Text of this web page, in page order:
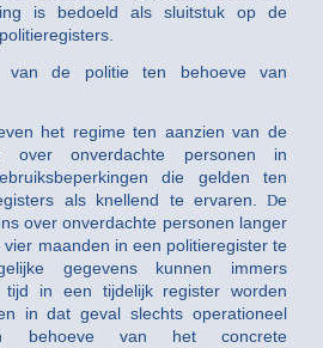
is bedoeld als sluitstuk op de
van de politie ten behoeve van
het regime ten aanzien van de
over onverdachte personen in
die gelden ten
als knellend te ervaren.
De
over onverdachte personen langer
maanden in een politieregister te
gegevens kunnen immers
tijd in een tijdelijk register worden
in dat geval slechts operationeel
behoeve van het concrete